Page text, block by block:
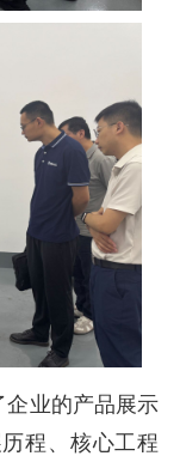
企业的产品展示
程、核心工程